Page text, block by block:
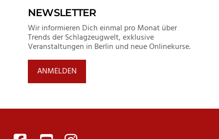
NEWSLETTER
Wir informieren Dich einmal pro Monat über
Trends der Schlagzeugwelt, exklusive
Veranstaltungen in Berlin und neue Onlinekurse.
ANMELDEN